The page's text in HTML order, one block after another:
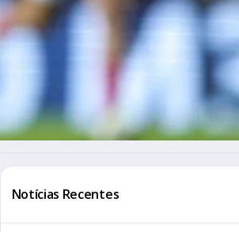
Notícias Recentes